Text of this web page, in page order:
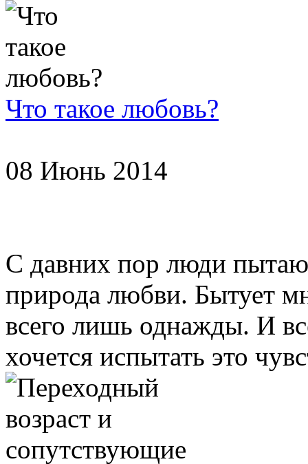
Что такое любовь?
08 Июнь 2014
С давних пор люди
природа любви. Бытует
всего лишь однажды. И
хочется испытать это